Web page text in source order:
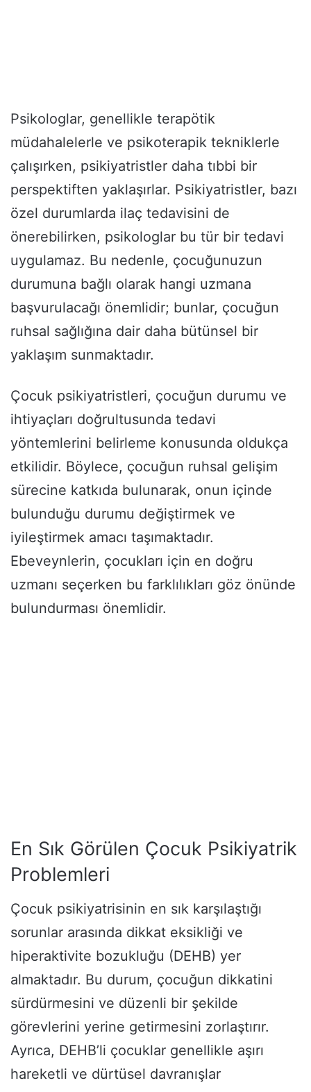
Psikologlar, genellikle terapötik
müdahalelerle ve psikoterapik tekniklerle
çalışırken, psikiyatristler daha tıbbi bir
perspektiften yaklaşırlar. Psikiyatristler, bazı
özel durumlarda ilaç tedavisini de
önerebilirken, psikologlar bu tür bir tedavi
uygulamaz. Bu nedenle, çocuğunuzun
durumuna bağlı olarak hangi uzmana
başvurulacağı önemlidir; bunlar, çocuğun
ruhsal sağlığına dair daha bütünsel bir
yaklaşım sunmaktadır.
Çocuk psikiyatristleri, çocuğun durumu ve
ihtiyaçları doğrultusunda tedavi
yöntemlerini belirleme konusunda oldukça
etkilidir. Böylece, çocuğun ruhsal gelişim
sürecine katkıda bulunarak, onun içinde
bulunduğu durumu değiştirmek ve
iyileştirmek amacı taşımaktadır.
Ebeveynlerin, çocukları için en doğru
uzmanı seçerken bu farklılıkları göz önünde
bulundurması önemlidir.
En Sık Görülen Çocuk Psikiyatrik
Problemleri
Çocuk psikiyatrisinin en sık karşılaştığı
sorunlar arasında dikkat eksikliği ve
hiperaktivite bozukluğu (DEHB) yer
almaktadır. Bu durum, çocuğun dikkatini
sürdürmesini ve düzenli bir şekilde
görevlerini yerine getirmesini zorlaştırır.
Ayrıca, DEHB’li çocuklar genellikle aşırı
hareketli ve dürtüsel davranışlar